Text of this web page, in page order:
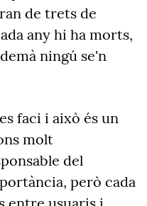
de trets de
any hi ha morts,
ningú se'n
faci i això és un
molt
del
però cada